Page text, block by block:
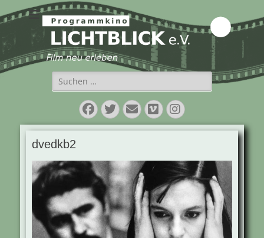
Programmkino
Lichtblick e.V.
Suchen
nach:
Facebook
Twitter
E-
Mail
VimeoInstagram
dvedkb2